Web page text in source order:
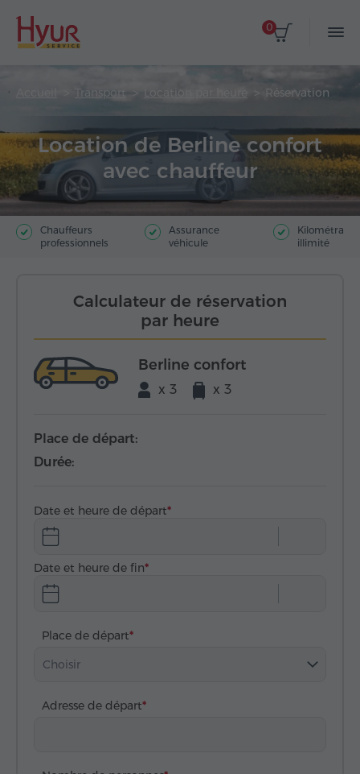
0
Transport Réservation
Location de Berline confort
avec chauffeur
Chauffeurs
professionnels
Assurance
véhicule
Kilométrage
illimité
Calculateur de réservation
par heure
Berline confort
x 3 x 3
Place de départ:
Durée:
Date et heure de départ
Date et heure de fin
Place de départ
Choisir
Adresse de départ